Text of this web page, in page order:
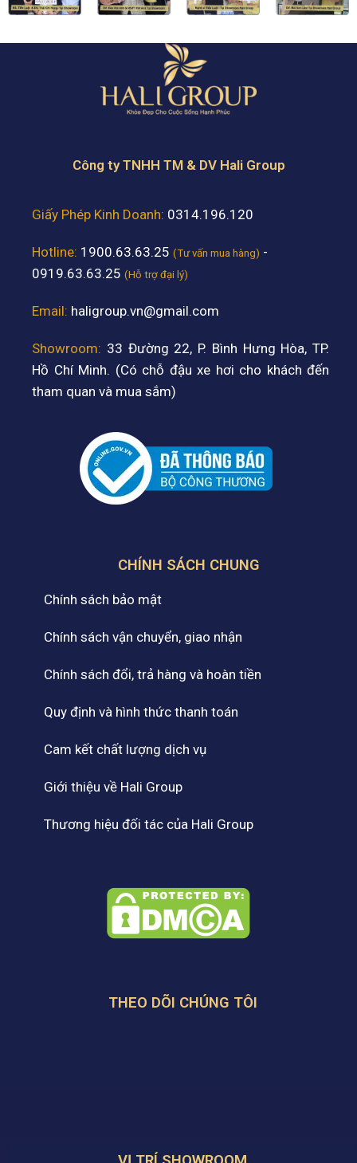
Công ty TNHH TM & DV Hali Group
Giấy Phép Kinh Doanh: 0314.196.120
Hotline: 1900.63.63.25 (Tư vấn mua hàng) -
0919.63.63.25 (Hỗ trợ đại lý)
Email: haligroup.vn@gmail.com
Showroom: 33 Đường 22, P. Bình Hưng Hòa, TP.
Hồ Chí Minh. (Có chỗ đậu xe hơi cho khách đến
tham quan và mua sắm)
CHÍNH SÁCH CHUNG
Chính sách bảo mật
Chính sách vận chuyển, giao nhận
Chính sách đổi, trả hàng và hoàn tiền
Quy định và hình thức thanh toán
Cam kết chất lượng dịch vụ
Giới thiệu về Hali Group
Thương hiệu đối tác của Hali Group
THEO DÕI CHÚNG TÔI